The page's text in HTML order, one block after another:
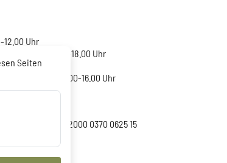
Seiten
12.00 Uhr
12.00 und 14.00-18.00 Uhr
9.00-12.00 und 14.00-16.00 Uhr
Uhr
IBAN DE56 8105 2000 0370 0625 15